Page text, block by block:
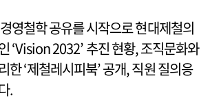
영철학 공유를 시작으로 현대제철의
‘Vision 2032’ 추진 현황, 조직문화와
한 ‘제철레시피북’ 공개, 직원 질의응
.